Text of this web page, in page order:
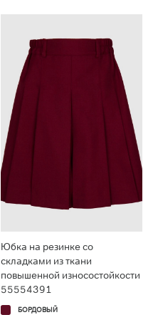
Юбка на резинке со
складками из ткани
повышенной износостойкости
55554391
БОРДОВЫЙ